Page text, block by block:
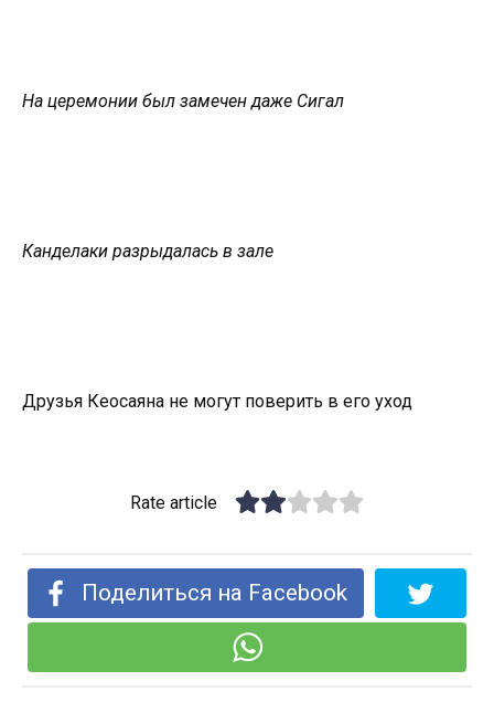
На церемонии был замечен даже Сигал
Канделаки разрыдалась в зале
Друзья Кеосаяна не могут поверить в его уход
Rate article
Поделиться на Facebook